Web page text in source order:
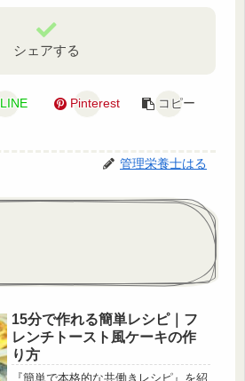
シェアする
LINE Pinterest コピー
管理栄養士はる
15分で作れる簡単レシピ｜フ
レンチトースト風ケーキの作
り方
『簡単で本格的な共働きレシピ』を紹